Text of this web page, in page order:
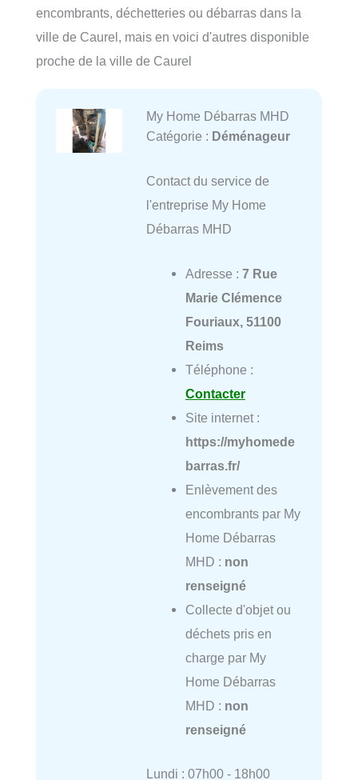
encombrants, déchetteries ou débarras dans la
ville de Caurel, mais en voici d'autres disponible
proche de la ville de Caurel
My Home Débarras MHD
Catégorie : Déménageur
Contact du service de
l'entreprise My Home
Débarras MHD
Adresse : 7 Rue
Marie Clémence
Fouriaux, 51100
Reims
Téléphone :
Contacter
Site internet :
https://myhomede
barras.fr/
Enlèvement des
encombrants par My
Home Débarras
MHD : non
renseigné
Collecte d'objet ou
déchets pris en
charge par My
Home Débarras
MHD : non
renseigné
Lundi : 07h00 - 18h00